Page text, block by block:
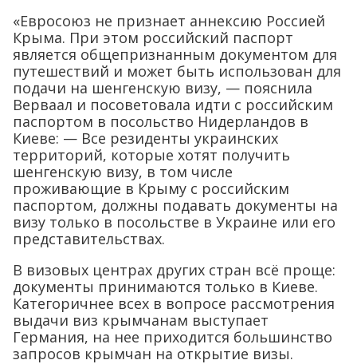
«Евросоюз не признает аннексию Россией
Крыма. При этом российский паспорт
является общепризнанным документом для
путешествий и может быть использован для
подачи на шенгенскую визу, — пояснила
Верваал и посоветовала идти с российским
паспортом в посольство Нидерландов в
Киеве: — Все резиденты украинских
территорий, которые хотят получить
шенгенскую визу, в том числе
проживающие в Крыму с российским
паспортом, должны подавать документы на
визу только в посольстве в Украине или его
представительствах.
В визовых центрах других стран всё проще:
документы принимаются только в Киеве.
Категоричнее всех в вопросе рассмотрения
выдачи виз крымчанам выступает
Германия, на нее приходится большинство
запросов крымчан на открытие визы.